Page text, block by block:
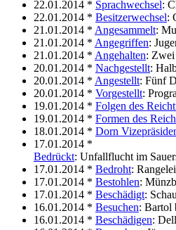
22.01.2014 * Sprachwechsel:
22.01.2014 * Besitzerwechsel:
21.01.2014 * Angesammelt:
21.01.2014 * Angegriffen:
21.01.2014 * Angehalten:
20.01.2014 * Nachgestellt:
20.01.2014 * Angestellt: Fünf
20.01.2014 * Vorgestellt:
19.01.2014 * Folgen des
19.01.2014 * Formen des
18.01.2014 * Dorn
17.01.2014 *
Bedrückt: Unfallflucht im
17.01.2014 * Bedroht:
17.01.2014 * Bestohlen:
17.01.2014 * Beschädigt:
16.01.2014 * Besuchen: Bartol
16.01.2014 * Beschädigen: